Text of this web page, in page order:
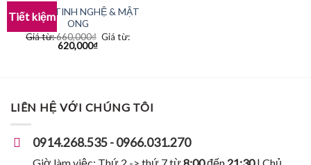
Tiết kiệm
COMBO TINH NGHỆ & MẬT
ONG
Giá từ:660,000₫ Giá từ:
620,000₫
LIÊN HỆ VỚI CHÚNG TÔI
0914.268.535 - 0966.031.270